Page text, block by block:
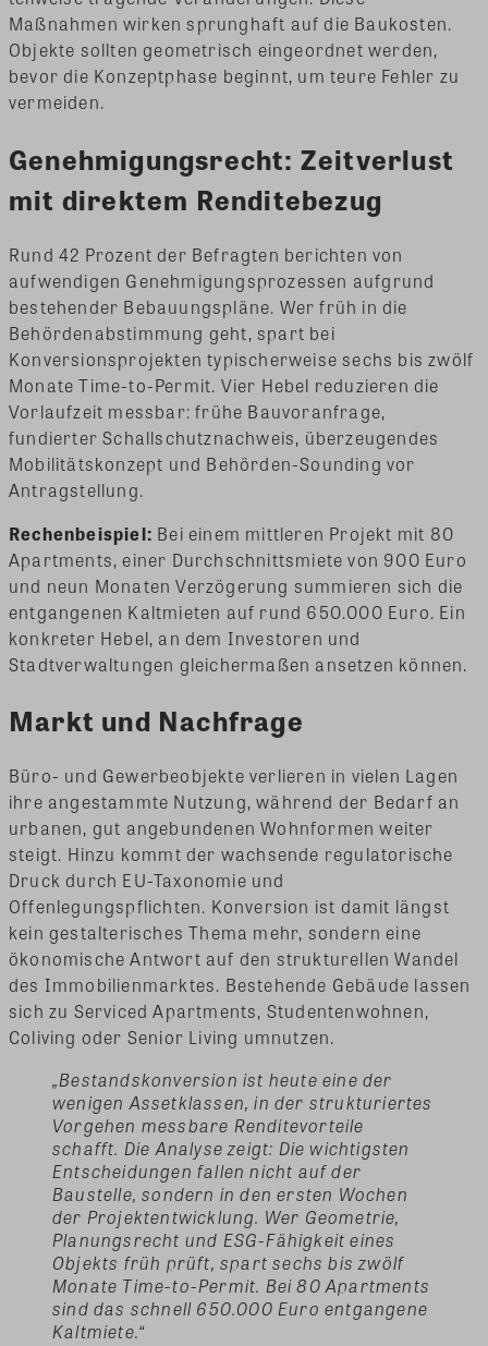
Maßnahmen wirken sprunghaft auf die Baukosten.
Objekte sollten geometrisch eingeordnet werden,
bevor die Konzeptphase beginnt, um teure Fehler zu
vermeiden.
Genehmigungsrecht: Zeitverlust
mit direktem Renditebezug
Rund 42 Prozent der Befragten berichten von
aufwendigen Genehmigungsprozessen aufgrund
bestehender Bebauungspläne. Wer früh in die
Behördenabstimmung geht, spart bei
Konversionsprojekten typischerweise sechs bis zwölf
Monate Time-to-Permit. Vier Hebel reduzieren die
Vorlaufzeit messbar: frühe Bauvoranfrage,
fundierter Schallschutznachweis, überzeugendes
Mobilitätskonzept und Behörden-Sounding vor
Antragstellung.
Rechenbeispiel: Bei einem mittleren Projekt mit 80
Apartments, einer Durchschnittsmiete von 900 Euro
und neun Monaten Verzögerung summieren sich die
entgangenen Kaltmieten auf rund 650.000 Euro. Ein
konkreter Hebel, an dem Investoren und
Stadtverwaltungen gleichermaßen ansetzen können.
Markt und Nachfrage
Büro- und Gewerbeobjekte verlieren in vielen Lagen
ihre angestammte Nutzung, während der Bedarf an
urbanen, gut angebundenen Wohnformen weiter
steigt. Hinzu kommt der wachsende regulatorische
Druck durch EU-Taxonomie und
Offenlegungspflichten. Konversion ist damit längst
kein gestalterisches Thema mehr, sondern eine
ökonomische Antwort auf den strukturellen Wandel
des Immobilienmarktes. Bestehende Gebäude lassen
sich zu Serviced Apartments, Studentenwohnen,
Coliving oder Senior Living umnutzen.
„Bestandskonversion ist heute eine der
wenigen Assetklassen, in der strukturiertes
Vorgehen messbare Renditevorteile
schafft. Die Analyse zeigt: Die wichtigsten
Entscheidungen fallen nicht auf der
Baustelle, sondern in den ersten Wochen
der Projektentwicklung. Wer Geometrie,
Planungsrecht und ESG-Fähigkeit eines
Objekts früh prüft, spart sechs bis zwölf
Monate Time-to-Permit. Bei 80 Apartments
sind das schnell 650.000 Euro entgangene
Kaltmiete.“